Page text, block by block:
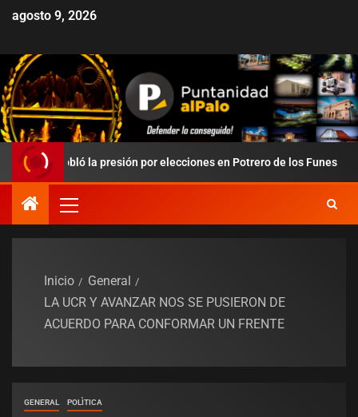
agosto 9, 2026
la presión por elecciones en Potrero de los Funes
Inicio
General
LA UCR Y AVANZAR NOS SE PUSIERON DE
ACUERDO PARA CONFORMAR UN FRENTE
GENERAL POLÌTICA